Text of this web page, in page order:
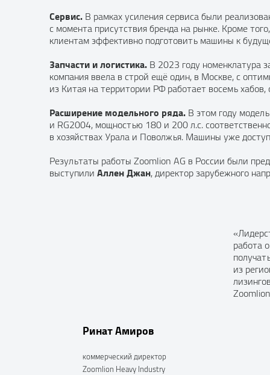
Сервис. В рамках усиления сервиса были
с момента присутствия бренда на рынке. Кроме
клиентам эффективно подготовить машины к
Запчасти и логистика. В 2023 году номенклатура
компания ввела в строй ещё один, в Москве, с
из Китая на территории РФ работает восемь
Расширение модельного ряда. В этом году
и RG2004, мощностью 180 и 200 л.с.
в хозяйствах Урала и Поволжья. Машины уже
Результаты работы Zoomlion AG в России были
выступили Аллен Джан, директор зарубежного
Ринат Амиров
коммерческий директор
Zoomlion Heavy Industry
работа
из